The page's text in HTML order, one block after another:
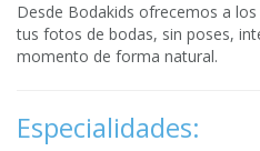
Desde Bodakids ofrecemos a
tus fotos de bodas, sin poses,
momento de forma natural.
Especialidades: